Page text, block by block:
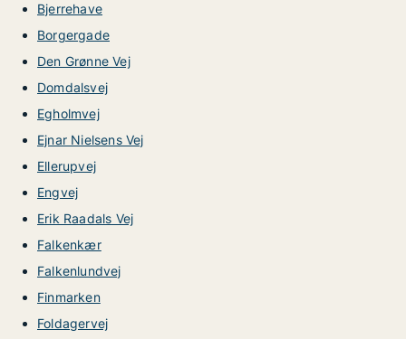
Bjerrehave
Borgergade
Den Grønne Vej
Domdalsvej
Egholmvej
Ejnar Nielsens Vej
Ellerupvej
Engvej
Erik Raadals Vej
Falkenkær
Falkenlundvej
Finmarken
Foldagervej